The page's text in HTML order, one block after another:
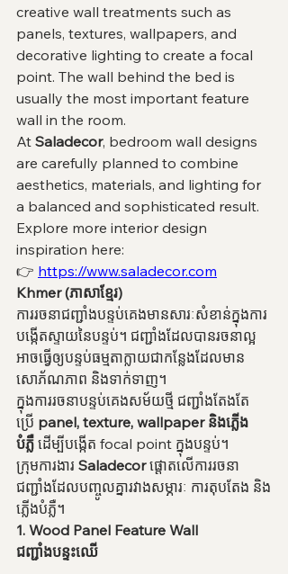
creative wall treatments such as
panels, textures, wallpapers, and
decorative lighting to create a focal
point. The wall behind the bed is
usually the most important feature
wall in the room.
At Saladecor, bedroom wall designs
are carefully planned to combine
aesthetics, materials, and lighting for
a balanced and sophisticated result.
Explore more interior design
inspiration here:
👉 https://www.saladecor.com
Khmer (ភាសាខ្មែរ)
ការរចនាជញ្ជាំងបន្ទប់គេងមានសារៈសំខាន់ក្នុងការ
បង្កើតស្ទាយនៃបន្ទប់។ ជញ្ជាំងដែលបានរចនាល្អ
អាចធ្វើឲ្យបន្ទប់ធម្មតាក្លាយជាកន្លែងដែលមាន
សោភ័ណភាព និងទាក់ទាញ។
ក្នុងការរចនាបន្ទប់គេងសម័យថ្មី ជញ្ជាំងតែងតែ
ប្រើ panel, texture, wallpaper និងភ្លើង
បំភ្លឺ ដើម្បីបង្កើត focal point ក្នុងបន្ទប់។
ក្រុមការងារ Saladecor ផ្តោតលើការរចនា
ជញ្ជាំងដែលបញ្ចូលគ្នារវាងសម្ភារៈ ការតុបតែង និង
ភ្លើងបំភ្លឺ។
1. Wood Panel Feature Wall
ជញ្ជាំងបន្ទះឈើ